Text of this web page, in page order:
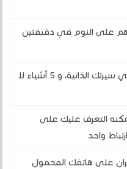
على النوم في دقيقتين
5 أشياء يجب أن تدرجها دائمًا في سيرتك الذاتية، و 5 أشياء لا
التعرف عليك على
واحد
على هاتفك المحمول